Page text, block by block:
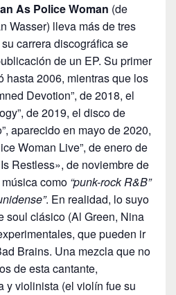
As Police Woman (de
Wasser) lleva más de tres
carrera discográfica se
de un EP. Su primer
hasta 2006, mientras que los
Devotion”, de 2018, el
de 2019, el disco de
aparecido en mayo de 2020,
Woman Live”, de enero de
Restless», de noviembre de
como “punk-rock R&B”
. En realidad, lo suyo
soul clásico (Al Green, Nina
que pueden ir
Brains. Una mezcla que no
de esta cantante,
y violinista (el violín fue su